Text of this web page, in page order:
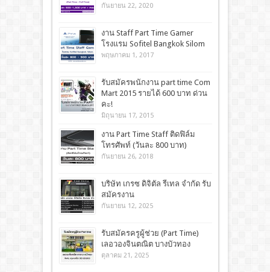
กันยายน 22, 2020
งาน Staff Part Time Gamer
โรงแรม Sofitel Bangkok Silom
พฤษภาคม 1, 2017
รับสมัครพนักงาน part time Com
Mart 2015 รายได้ 600 บาท ด่วน
คะ!
มิถุนายน 17, 2015
งาน Part Time Staff ติดฟิล์ม
โทรศัพท์ (วันละ 800 บาท)
กันยายน 26, 2018
บริษัท เกรซ ดิจิตัล รีเทล จำกัด รับ
สมัครงาน
กันยายน 12, 2025
รับสมัครครูผู้ช่วย (Part Time)
เลอวองจินตณิต บางบัวทอง
ตุลาคม 21, 2025